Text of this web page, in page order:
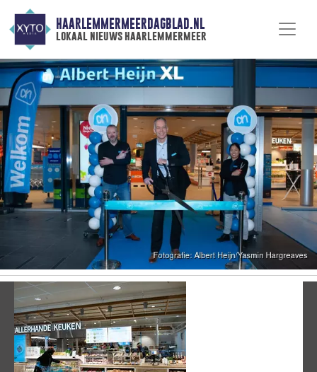
HAARLEMMERMEERDAGBLAD.NL
lokaal nieuws haarlemmermeer
Vorige